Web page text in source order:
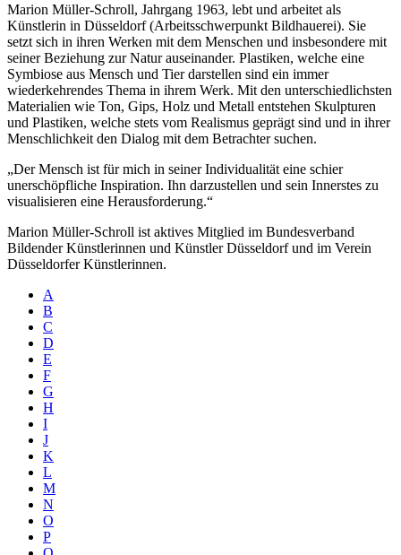
Marion Müller-Schroll, Jahrgang 1963, lebt und arbeitet als
Künstlerin in Düsseldorf (Arbeitsschwerpunkt Bildhauerei). Sie
setzt sich in ihren Werken mit dem Menschen und insbesondere mit
seiner Beziehung zur Natur auseinander. Plastiken, welche eine
Symbiose aus Mensch und Tier darstellen sind ein immer
wiederkehrendes Thema in ihrem Werk. Mit den unterschiedlichsten
Materialien wie Ton, Gips, Holz und Metall entstehen Skulpturen
und Plastiken, welche stets vom Realismus geprägt sind und in ihrer
Menschlichkeit den Dialog mit dem Betrachter suchen.
„Der Mensch ist für mich in seiner Individualität eine schier
unerschöpfliche Inspiration. Ihn darzustellen und sein Innerstes zu
visualisieren eine Herausforderung.“
Marion Müller-Schroll ist aktives Mitglied im Bundesverband
Bildender Künstlerinnen und Künstler Düsseldorf und im Verein
Düsseldorfer Künstlerinnen.
A
B
C
D
E
F
G
H
I
J
K
L
M
N
O
P